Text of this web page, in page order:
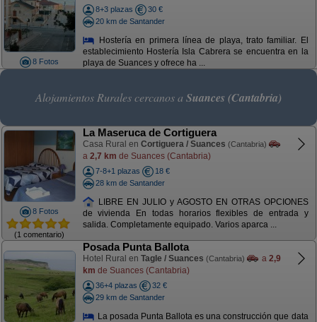
8 Fotos
8+3 plazas
30 €
20 km de Santander
Hostería en primera línea de playa, trato familiar. El
establecimiento Hostería Isla Cabrera se encuentra en la
playa de Suances y ofrece ha ...
Alojamientos Rurales cercanos a Suances (Cantabria)
8 Fotos
(1 comentario)
La Maseruca de Cortiguera
Casa Rural en Cortiguera / Suances (Cantabria)
a 2,7 km de Suances (Cantabria)
7-8+1 plazas
18 €
28 km de Santander
LIBRE EN JULIO y AGOSTO EN OTRAS OPCIONES
de vivienda En todas horarios flexibles de entrada y
salida. Completamente equipado. Varios aparca ...
Posada Punta Ballota
Hotel Rural en Tagle / Suances (Cantabria) a 2,9
km de Suances (Cantabria)
36+4 plazas
32 €
29 km de Santander
La posada Punta Ballota es una construcción que data